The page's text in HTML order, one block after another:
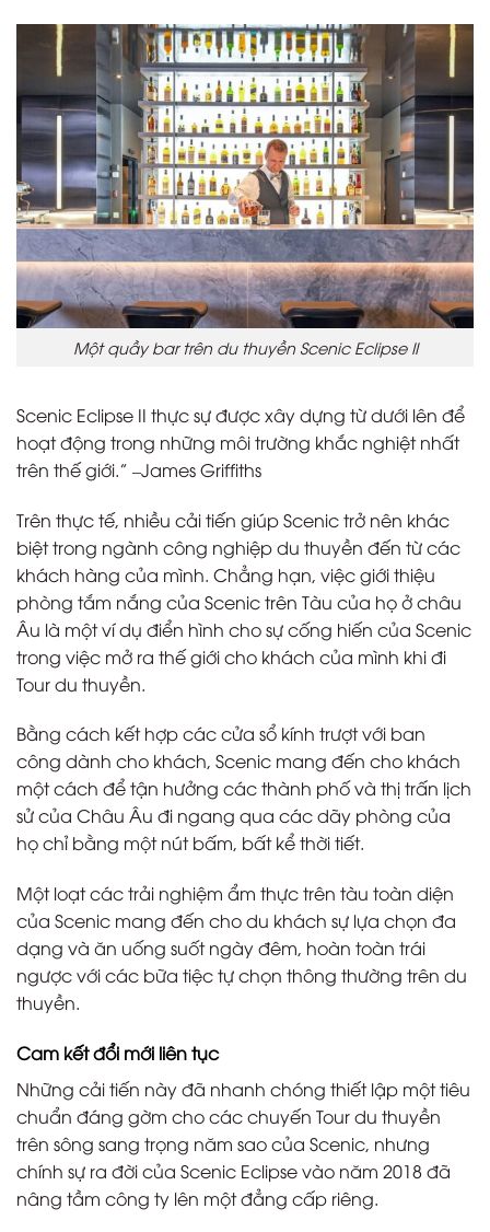
Một quầy bar trên du thuyền Scenic Eclipse II
Scenic Eclipse II thực sự được xây dựng từ dưới lên để
hoạt động trong những môi trường khắc nghiệt nhất
trên thế giới.” –James Griffiths
Trên thực tế, nhiều cải tiến giúp Scenic trở nên khác
biệt trong ngành công nghiệp du thuyền đến từ các
khách hàng của mình. Chẳng hạn, việc giới thiệu
phòng tắm nắng của Scenic trên Tàu của họ ở châu
Âu là một ví dụ điển hình cho sự cống hiến của Scenic
trong việc mở ra thế giới cho khách của mình khi đi
Tour du thuyền.
Bằng cách kết hợp các cửa sổ kính trượt với ban
công dành cho khách, Scenic mang đến cho khách
một cách để tận hưởng các thành phố và thị trấn lịch
sử của Châu Âu đi ngang qua các dãy phòng của
họ chỉ bằng một nút bấm, bất kể thời tiết.
Một loạt các trải nghiệm ẩm thực trên tàu toàn diện
của Scenic mang đến cho du khách sự lựa chọn đa
dạng và ăn uống suốt ngày đêm, hoàn toàn trái
ngược với các bữa tiệc tự chọn thông thường trên du
thuyền.
Cam kết đổi mới liên tục
Những cải tiến này đã nhanh chóng thiết lập một tiêu
chuẩn đáng gờm cho các chuyến Tour du thuyền
trên sông sang trọng năm sao của Scenic, nhưng
chính sự ra đời của Scenic Eclipse vào năm 2018 đã
nâng tầm công ty lên một đẳng cấp riêng.